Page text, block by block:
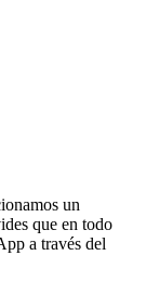
un
que en todo
a través del